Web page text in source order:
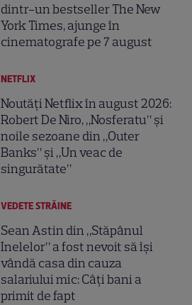
dintr-un bestseller The New
York Times, ajunge în
cinematografe pe 7 august
NETFLIX
Noutăți Netflix în august 2026:
Robert De Niro, „Nosferatu” și
noile sezoane din „Outer
Banks” și „Un veac de
singurătate”
VEDETE STRĂINE
Sean Astin din „Stăpânul
Inelelor” a fost nevoit să își
vândă casa din cauza
salariului mic: Câți bani a
primit de fapt